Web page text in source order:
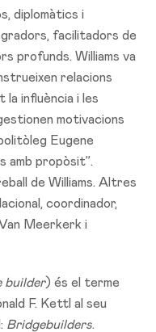
diplomàtics i
facilitadors de
profunds. Williams va
relacions
la influència i les
motivacions
Eugene
amb propòsit”.
de Williams. Altres
coordinador,
Meerkerk i
builder) és el terme
F. Kettl al seu
Bridgebuilders.